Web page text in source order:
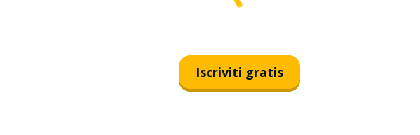
Iscriviti gratis